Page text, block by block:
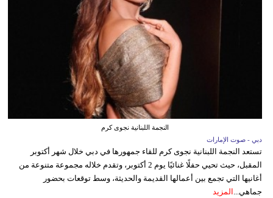
النجمة اللبنانية نجوى كرم
دبي - صوت الإمارات
تستعد النجمة اللبنانية نجوى كرم للقاء جمهورها في دبي خلال شهر أكتوبر
المقبل، حيث تحيي حفلًا غنائيًا يوم 2 أكتوبر، وتقدم خلاله مجموعة متنوعة من
أغانيها التي تجمع بين أعمالها القديمة والحديثة، وسط توقعات بحضور
جماهي... المزيد